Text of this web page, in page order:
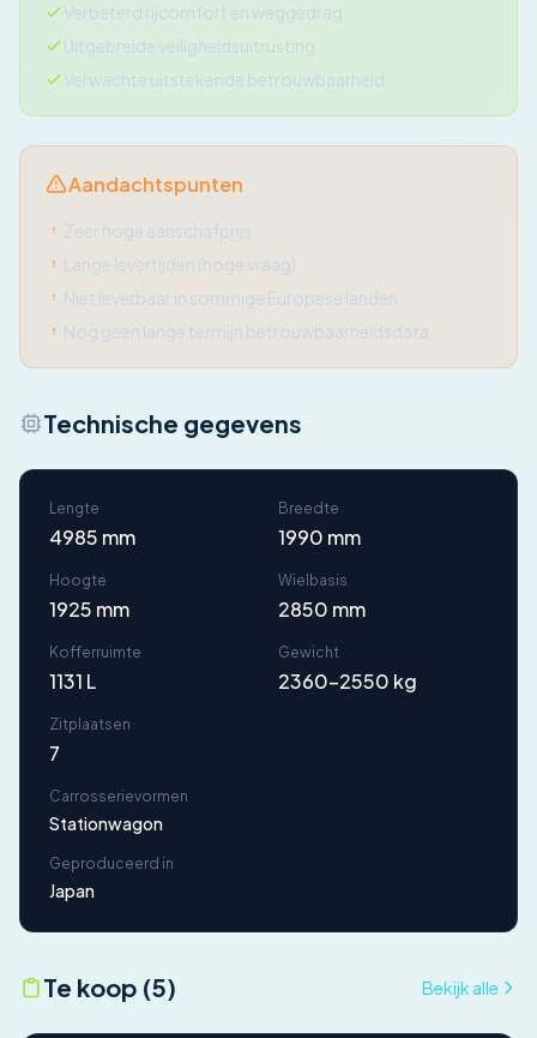
Verbeterd rijcomfort en weggedrag
Uitgebreide veiligheidsuitrusting
Verwachte uitstekende betrouwbaarheid
Aandachtspunten
Zeer hoge aanschafprijs
Lange levertijden (hoge vraag)
Niet leverbaar in sommige Europese landen
Nog geen lange termijn betrouwbaarheidsdata
Technische gegevens
Lengte
4985 mm
Breedte
1990 mm
Hoogte
1925 mm
Wielbasis
2850 mm
Kofferruimte
1131 L
Gewicht
2360-2550 kg
Zitplaatsen
7
Carrosserievormen
Stationwagon
Geproduceerd in
Japan
Te koop (5) Bekijk alle